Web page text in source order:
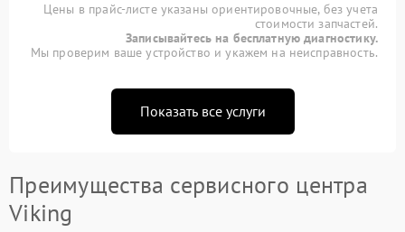
Цены в прайс-листе указаны ориентировочные, без учета
стоимости запчастей.
Записывайтесь на бесплатную диагностику.
Мы проверим ваше устройство и укажем на неисправность.
Показать все услуги
Преимущества сервисного центра
Viking